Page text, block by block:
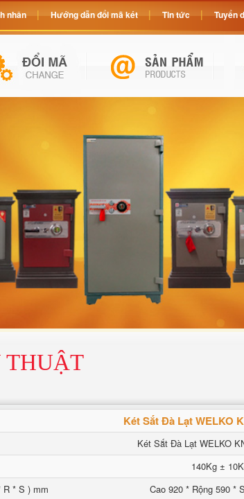
THUẬT
Két Sắt Đà Lạt WELKO
Két Sắt Đà Lạt WELKO
140Kg ±
R * S ) mm
Cao 920 * Rộng 590 *
nhân Hướng dẫn đổi mã két Tin tức Tuyển